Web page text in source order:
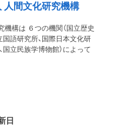
人間文化研究機構
構は ６つの機関（国立歴史
国語研究所、国際日本文化研
国立民族学博物館）によって
日